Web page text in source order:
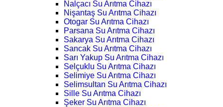
Nalçacı Su Arıtma Cihazı
Nişantaş Su Arıtma Cihazı
Otogar Su Arıtma Cihazı
Parsana Su Arıtma Cihazı
Sakarya Su Arıtma Cihazı
Sancak Su Arıtma Cihazı
Sarı Yakup Su Arıtma Cihazı
Selçuklu Su Arıtma Cihazı
Selimiye Su Arıtma Cihazı
Selimsultan Su Arıtma Cihazı
Sille Su Arıtma Cihazı
Şeker Su Arıtma Cihazı